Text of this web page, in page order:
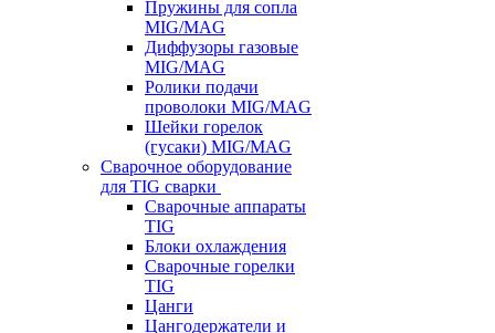
Пружины для сопла
MIG/MAG
Диффузоры газовые
MIG/MAG
Ролики подачи
проволоки MIG/MAG
Шейки горелок
(гусаки) MIG/MAG
Сварочное оборудование
для TIG сварки
Сварочные аппараты
TIG
Блоки охлаждения
Сварочные горелки
TIG
Цанги
Цангодержатели и